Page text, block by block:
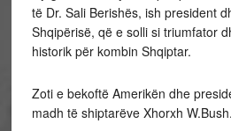
të Dr. Sali Berishës, ish president
Shqipërisë, që e solli si triumfator
historik për kombin Shqiptar.
Zoti e bekoftë Amerikën dhe
madh të shiptarëve Xhorxh W.Bush.